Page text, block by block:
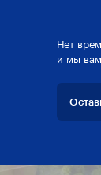
Нет
и мы